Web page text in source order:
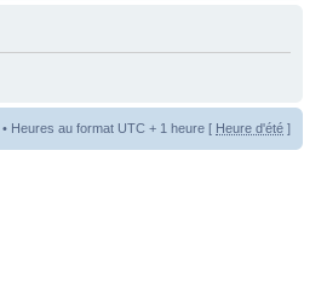
• Heures au format UTC + 1 heure [ Heure d'été ]